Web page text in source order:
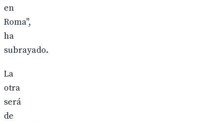
en
Roma",
ha
subrayado.
La
otra
será
de